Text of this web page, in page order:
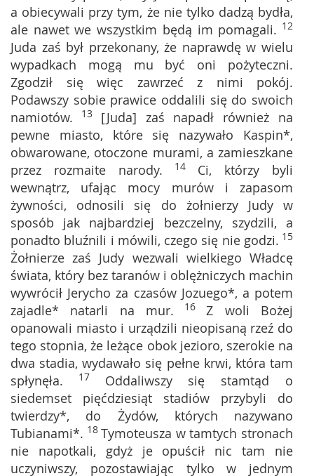
a obiecywali przy tym, że nie tylko dadzą bydła,
ale nawet we wszystkim będą im pomagali. 12
Juda zaś był przekonany, że naprawdę w wielu
wypadkach mogą mu być oni pożyteczni.
Zgodził się więc zawrzeć z nimi pokój.
Podawszy sobie prawice oddalili się do swoich
namiotów. 13 [Juda] zaś napadł również na
pewne miasto, które się nazywało Kaspin*,
obwarowane, otoczone murami, a zamieszkane
przez rozmaite narody. 14 Ci, którzy byli
wewnątrz, ufając mocy murów i zapasom
żywności, odnosili się do żołnierzy Judy w
sposób jak najbardziej bezczelny, szydzili, a
ponadto bluźnili i mówili, czego się nie godzi. 15
Żołnierze zaś Judy wezwali wielkiego Władcę
świata, który bez taranów i oblężniczych machin
wywrócił Jerycho za czasów Jozuego*, a potem
zajadle* natarli na mur. 16 Z woli Bożej
opanowali miasto i urządzili nieopisaną rzeź do
tego stopnia, że leżące obok jezioro, szerokie na
dwa stadia, wydawało się pełne krwi, która tam
spłynęła. 17 Oddaliwszy się stamtąd o
siedemset pięćdziesiąt stadiów przybyli do
twierdzy*, do Żydów, których nazywano
Tubianami*. 18Tymoteusza w tamtych stronach
nie napotkali, gdyż je opuścił nic tam nie
uczyniwszy, pozostawiając tylko w jednym